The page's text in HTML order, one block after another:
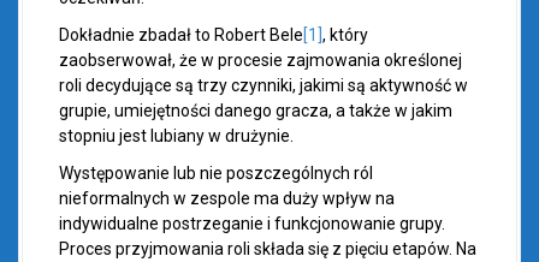
Dokładnie zbadał to Robert Bele[1] , który
zaobserwował, że w procesie zajmowania określonej
roli decydujące są trzy czynniki, jakimi są aktywność w
grupie, umiejętności danego gracza, a także w jakim
stopniu jest lubiany w drużynie.
Występowanie lub nie poszczególnych ról
nieformalnych w zespole ma duży wpływ na
indywidualne postrzeganie i funkcjonowanie grupy.
Proces przyjmowania roli składa się z pięciu etapów. Na